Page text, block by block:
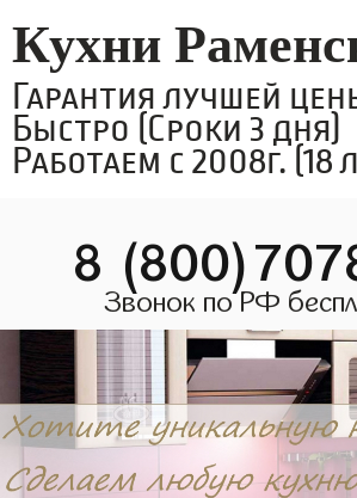
Кухни
Гарантия лучшей
Быстро (Сроки 3 дня)
Работаем с 2008г. (18
8
Звонок по РФ